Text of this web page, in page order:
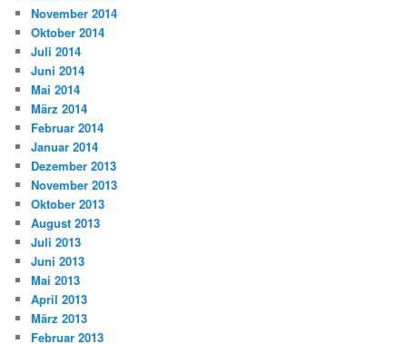
November 2014
Oktober 2014
Juli 2014
Juni 2014
Mai 2014
März 2014
Februar 2014
Januar 2014
Dezember 2013
November 2013
Oktober 2013
August 2013
Juli 2013
Juni 2013
Mai 2013
April 2013
März 2013
Februar 2013